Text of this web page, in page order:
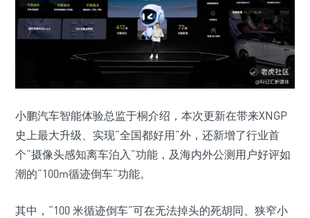
小鹏汽车智能体验总监于桐介绍，本次更新在带来XNGP
史上最大升级、实现“全国都好用”外，还新增了行业首
个“摄像头感知离车泊入”功能，及海内外公测用户好评如
潮的“100m循迹倒车”功能。
其中，“100 米循迹倒车”可在无法掉头的死胡同、狭窄小